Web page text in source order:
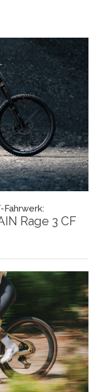
Rage 3 CF